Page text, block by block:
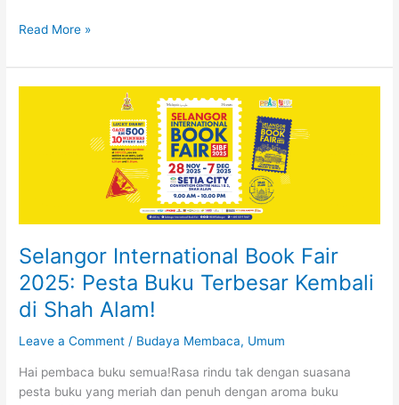
5
Mesti
Baca
SIBF
2023
Read More »
Selangor International Book Fair
2025: Pesta Buku Terbesar Kembali
di Shah Alam!
Leave a Comment / Budaya Membaca, Umum
Hai pembaca buku semua!Rasa rindu tak dengan suasana
pesta buku yang meriah dan penuh dengan aroma buku